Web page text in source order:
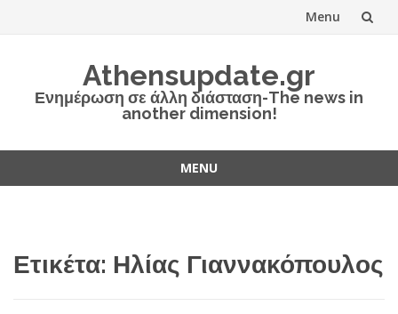
Menu
Athensupdate.gr
Ενημέρωση σε άλλη διάσταση-The news in
another dimension!
MENU
Ετικέτα: Ηλίας Γιαννακόπουλος